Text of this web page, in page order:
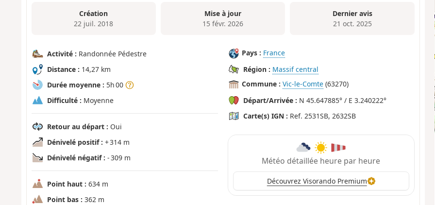
Création
22 juil. 2018
Mise à jour
15 févr. 2026
Dernier avis
21 oct. 2025
Activité : Randonnée Pédestre
Distance : 14,27 km
Durée moyenne : 5h 00
Difficulté : Moyenne
Retour au départ : Oui
Dénivelé positif : + 314 m
Dénivelé négatif : - 309 m
Point haut : 634 m
Point bas : 362 m
Pays : France
Région : Massif central
Commune : Vic-le-Comte (63270)
Départ/Arrivée : N 45.647885° / E 3.240222°
Carte(s) IGN : Ref. 2531SB, 2632SB
Météo détaillée heure par heure
Découvrez Visorando Premium